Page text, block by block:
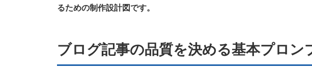
るための制作設計図です。
ブログ記事の品質を決める基本プロン